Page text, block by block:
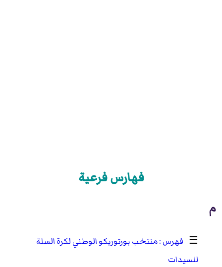
فهارس فرعية
م
☰
منتخب بورتوريكو الوطني لكرة السلة
للسيدات